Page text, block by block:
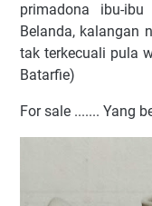
primadona ibu-
Belanda, kalangan
tak terkecuali pula
Batarfie)
For sale ....... Yang